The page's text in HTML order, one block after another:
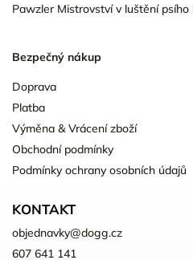
Pawzler Mistrovství v luštění psího
Bezpečný nákup
Doprava
Platba
Výměna & Vrácení zboží
Obchodní podmínky
Podmínky ochrany osobních údajů
KONTAKT
objednavky@dogg.cz
607 641 141